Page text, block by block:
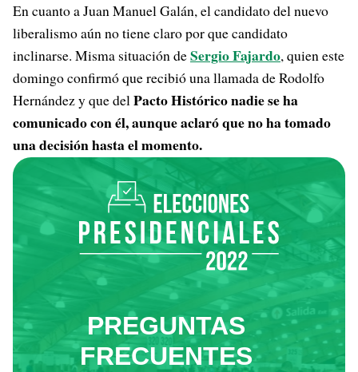
En cuanto a Juan Manuel Galán, el candidato del nuevo
liberalismo aún no tiene claro por que candidato
inclinarse. Misma situación deSergio Fajardo, quien este
domingo confirmó que recibió una llamada de Rodolfo
Hernández y que delPacto Histórico nadie se ha
comunicado con él, aunque aclaró que no ha tomado
una decisión hasta el momento.
PREGUNTAS
FRECUENTES